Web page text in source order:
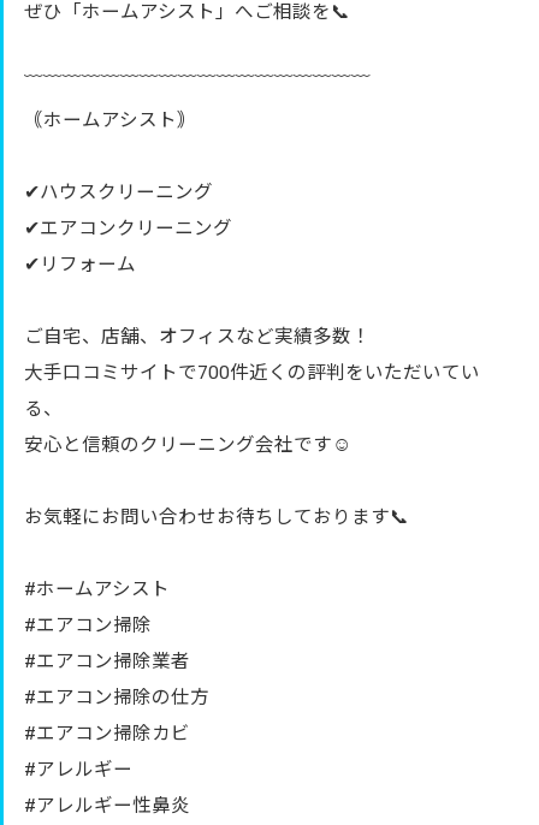
ぜひ「ホームアシスト」へご相談を📞
﹋﹋﹋﹋﹋﹋﹋﹋﹋﹋﹋﹋﹋﹋﹋﹋﹋﹋
｟ホームアシスト｠
✔︎ハウスクリーニング
✔︎エアコンクリーニング
✔︎リフォーム
ご自宅、店舗、オフィスなど実績多数！
大手口コミサイトで700件近くの評判をいただいてい
る、
安心と信頼のクリーニング会社です☺️
お気軽にお問い合わせお待ちしております📞
#ホームアシスト
#エアコン掃除
#エアコン掃除業者
#エアコン掃除の仕方
#エアコン掃除カビ
#アレルギー
#アレルギー性鼻炎